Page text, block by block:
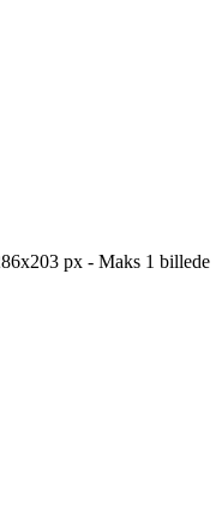
px - Maks 1 billede